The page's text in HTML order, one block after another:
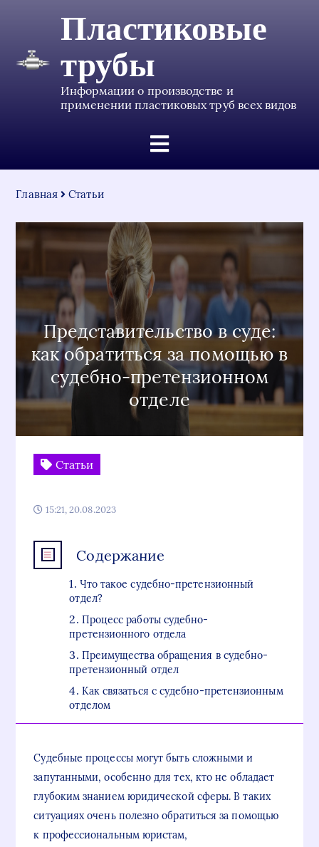
Пластиковые
трубы
Информации о производстве и
применении пластиковых труб всех видов
Главная Статьи
Представительство в суде:
как обратиться за помощью в
судебно-претензионном
отделе
Статьи
15:21, 20.08.2023
Содержание
Что такое судебно-претензионный
отдел?
Процесс работы судебно-
претензионного отдела
Преимущества обращения в судебно-
претензионный отдел
Как связаться с судебно-претензионным
отделом
Судебные процессы могут быть сложными и
запутанными, особенно для тех, кто не обладает
глубоким знанием юридической сферы. В таких
ситуациях очень полезно обратиться за помощью
к профессиональным юристам,